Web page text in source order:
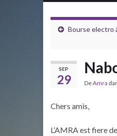
Bourse electro
SEP
29 DeAmra
Chers amis,
L’AMRA est fiere